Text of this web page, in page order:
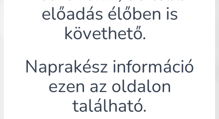
előadás élőben is
követhető.
Naprakész információ
ezen az oldalon
található.